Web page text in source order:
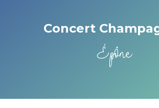
Concert
Épône